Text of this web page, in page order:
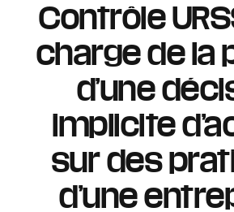
Contrôle
charge de la
d’une
implicite
sur des
d’une